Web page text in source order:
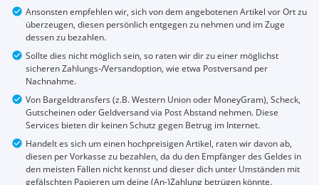
Ansonsten empfehlen wir, sich von dem angebotenen Artikel vor Ort zu
überzeugen, diesen persönlich entgegen zu nehmen und im Zuge
dessen zu bezahlen.
Sollte dies nicht möglich sein, so raten wir dir zu einer möglichst
sicheren Zahlungs-/Versandoption, wie etwa Postversand per
Nachnahme.
Von Bargeldtransfers (z.B. Western Union oder MoneyGram), Scheck,
Gutscheinen oder Geldversand via Post Abstand nehmen. Diese
Services bieten dir keinen Schutz gegen Betrug im Internet.
Handelt es sich um einen hochpreisigen Artikel, raten wir davon ab,
diesen per Vorkasse zu bezahlen, da du den Empfänger des Geldes in
den meisten Fällen nicht kennst und dieser dich unter Umständen mit
gefälschten Papieren um deine (An-)Zahlung betrügen könnte.